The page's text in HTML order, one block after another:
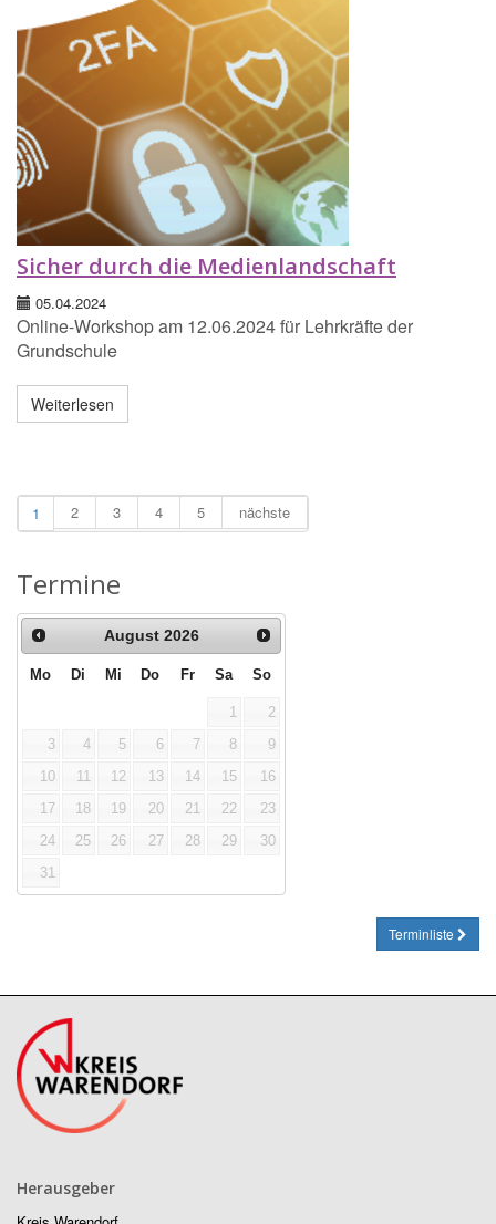
Sicher durch die Medienlandschaft
05.04.2024
Online-Workshop am 12.06.2024 für Lehrkräfte der
Grundschule
Weiterlesen
1 2 3 4 5 nächste
Termine
August 2026
Mo Di Mi Do Fr Sa So
1
2
3
4 5 6 7 8
9
10
11 12 13 14 15
16
17
18 19 20 21 22
23
24
25 26 27 28 29
30
31
Terminliste
Herausgeber